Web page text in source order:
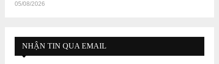
05/08/2026
NHẬN TIN QUA EMAIL